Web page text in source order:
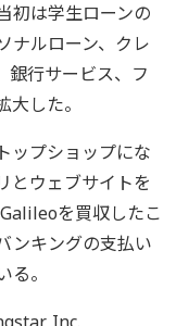
初は学生ローンの
ナルローン、クレ
銀行サービス、フ
した。
ップショップにな
とウェブサイトを
を買収したこ
ンキングの支払い
。